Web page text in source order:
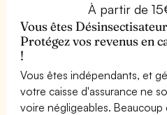
À partir de
Vous êtes
Protégez vos revenus en
!
Vous êtes indépendants, et
votre caisse d'assurance ne
voire négligeables.